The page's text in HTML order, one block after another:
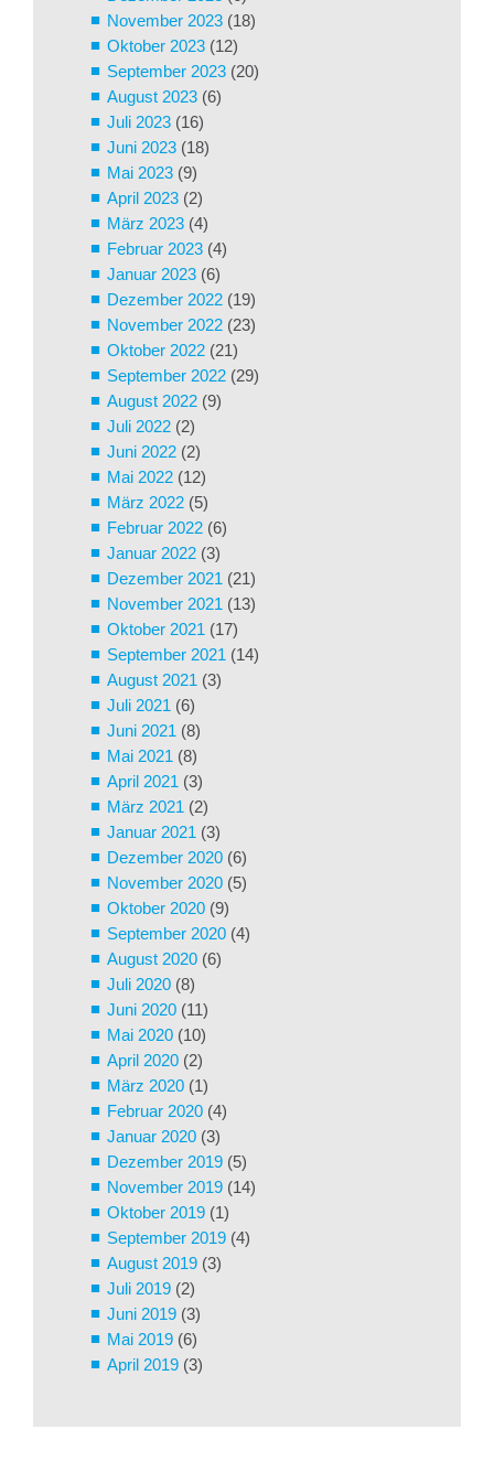
November 2023 (18)
Oktober 2023 (12)
September 2023 (20)
August 2023 (6)
Juli 2023 (16)
Juni 2023 (18)
Mai 2023 (9)
April 2023 (2)
März 2023 (4)
Februar 2023 (4)
Januar 2023 (6)
Dezember 2022 (19)
November 2022 (23)
Oktober 2022 (21)
September 2022 (29)
August 2022 (9)
Juli 2022 (2)
Juni 2022 (2)
Mai 2022 (12)
März 2022 (5)
Februar 2022 (6)
Januar 2022 (3)
Dezember 2021 (21)
November 2021 (13)
Oktober 2021 (17)
September 2021 (14)
August 2021 (3)
Juli 2021 (6)
Juni 2021 (8)
Mai 2021 (8)
April 2021 (3)
März 2021 (2)
Januar 2021 (3)
Dezember 2020 (6)
November 2020 (5)
Oktober 2020 (9)
September 2020 (4)
August 2020 (6)
Juli 2020 (8)
Juni 2020 (11)
Mai 2020 (10)
April 2020 (2)
März 2020 (1)
Februar 2020 (4)
Januar 2020 (3)
Dezember 2019 (5)
November 2019 (14)
Oktober 2019 (1)
September 2019 (4)
August 2019 (3)
Juli 2019 (2)
Juni 2019 (3)
Mai 2019 (6)
April 2019 (3)